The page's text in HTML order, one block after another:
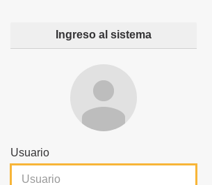
Ingreso al sistema
Usuario